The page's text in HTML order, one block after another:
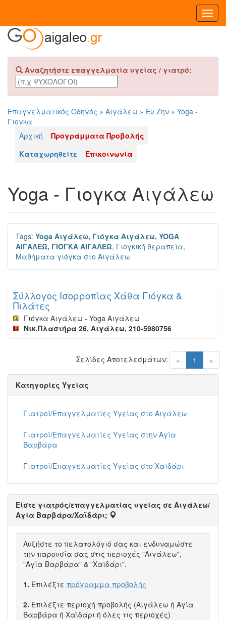
Αναζητήστε επαγγελματία υγείας / γιατρό:
Επαγγελματικός Οδηγός » Αιγάλεω » Ευ Ζην » Yoga -
Γιογκα
Αρχική
Προγράμματα Προβολής
Καταχωρηθείτε
Επικοινωνία
Yoga - Γιογκα Αιγάλεω
Tags: Yoga Αιγάλεω, Γιόγκα Αιγάλεω, YOGA
ΑΙΓΑΛΕΩ, ΓΙΟΓΚΑ ΑΙΓΑΛΕΩ, Γιογκική θεραπεία,
Μαθήματα γιόγκα στο Αιγάλεω
Σύλλογος Ισορροπίας Χάθα Γιόγκα &
Πιλάτες
Γιόγκα Αιγάλεω - Yoga Αιγάλεω
Νικ.Πλαστήρα 26, Αιγάλεω, 210-5980756
« 1 (current)
»
Σελίδες Αποτελεσμάτων:
Κατηγορίες Υγείας
Γιατροί/Επαγγελματίες Υγείας στο Αιγάλεω
Γιατροί/Επαγγελματίες Υγείας στην Αγία
Βαρβάρα
Γιατροί/Επαγγελματίες Υγείας στο Χαϊδάρι
Είστε γιατρός/επαγγελματίας υγείας σε Αιγάλεω/
Αγία Βαρβάρα/Χαϊδάρι;
Αυξήστε το πελατολόγιό σας και ενδυναμώστε
την παρουσία σας στις περιοχές "Αιγάλεω",
"Αγία Βαρβάρα" & "Χαϊδάρι".
1. Επιλέξτε πρόγραμμα προβολής
2. Επιλέξτε περιοχή προβολής (Αιγάλεω ή Αγία
Βαρβάρα ή Χαϊδάρι ή όλες τις περιοχές)